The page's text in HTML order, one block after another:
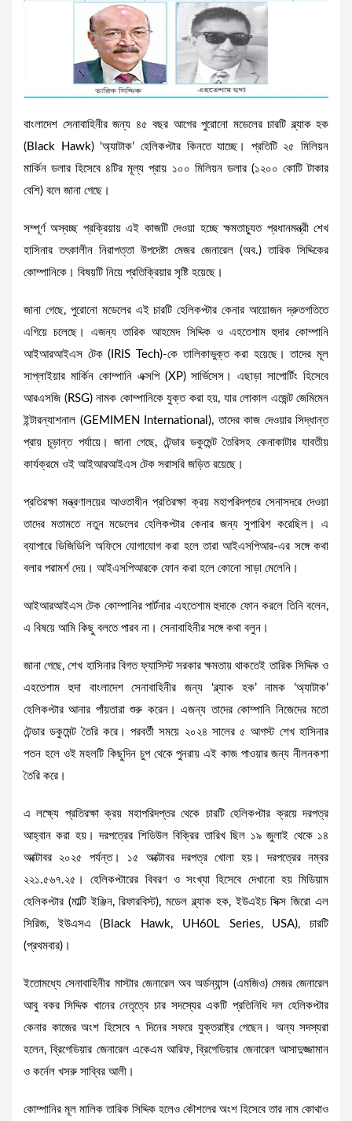
বাংলাদেশ সেনাবাহিনীর জন্য ৪৫ বছর আগের পুরোনো মডেলের চারটি ব্ল্যাক হক
(Black Hawk) ‘অ্যাটাক’ হেলিকপ্টার কিনতে যাচ্ছে। প্রতিটি ২৫ মিলিয়ন
মার্কিন ডলার হিসেবে ৪টির মূল্য প্রায় ১০০ মিলিয়ন ডলার (১২০০ কোটি টাকার
বেশি) বলে জানা গেছে।
সম্পূর্ণ অস্বচ্ছ প্রক্রিয়ায় এই কাজটি দেওয়া হচ্ছে ক্ষমতাচ্যুত প্রধানমন্ত্রী শেখ
হাসিনার তৎকালীন নিরাপত্তা উপদেষ্টা মেজর জেনারেল (অব.) তারিক সিদ্দিকের
কোম্পানিকে। বিষয়টি নিয়ে প্রতিক্রিয়ার সৃষ্টি হয়েছে।
জানা গেছে, পুরোনো মডেলের এই চারটি হেলিকপ্টার কেনার আয়োজন দ্রুতগতিতে
এগিয়ে চলেছে। এজন্য তারিক আহমেদ সিদ্দিক ও এহতেশাম হুদার কোম্পানি
আইআরআইএস টেক (IRIS Tech)-কে তালিকাভুক্ত করা হয়েছে। তাদের মূল
সাপ্লাইয়ার মার্কিন কোম্পানি এক্সপি (XP) সার্ভিসেস। এছাড়া সাপোর্টিং হিসেবে
আরএসজি (RSG) নামক কোম্পানিকে যুক্ত করা হয়, যার লোকাল এজেন্ট জেমিমেন
ইন্টারন্যাশনাল (GEMIMEN International), তাদের কাজ দেওয়ার সিদ্ধান্ত
প্রায় চূড়ান্ত পর্যায়ে। জানা গেছে, টেন্ডার ডকুমেন্ট তৈরিসহ কেনাকাটার যাবতীয়
কার্যক্রমে ওই আইআরআইএস টেক সরাসরি জড়িত রয়েছে।
প্রতিরক্ষা মন্ত্রণালয়ের আওতাধীন প্রতিরক্ষা ক্রয় মহাপরিদপ্তর সেনাসদরে দেওয়া
তাদের মতামতে নতুন মডেলের হেলিকপ্টার কেনার জন্য সুপারিশ করেছিল। এ
ব্যাপারে ডিজিডিপি অফিসে যোগাযোগ করা হলে তারা আইএসপিআর-এর সঙ্গে কথা
বলার পরামর্শ দেয়। আইএসপিআরকে ফোন করা হলে কোনো সাড়া মেলেনি।
আইআরআইএস টেক কোম্পানির পার্টনার এহতেশাম হুদাকে ফোন করলে তিনি বলেন,
এ বিষয়ে আমি কিছু বলতে পারব না। সেনাবাহিনীর সঙ্গে কথা বলুন।
জানা গেছে, শেখ হাসিনার বিগত ফ্যাসিস্ট সরকার ক্ষমতায় থাকতেই তারিক সিদ্দিক ও
এহতেশাম হুদা বাংলাদেশ সেনাবাহিনীর জন্য ‘ব্ল্যাক হক’ নামক ‘অ্যাটাক’
হেলিকপ্টার আনার পাঁয়তারা শুরু করেন। এজন্য তাদের কোম্পানি নিজেদের মতো
টেন্ডার ডকুমেন্ট তৈরি করে। পরবর্তী সময়ে ২০২৪ সালের ৫ আগস্ট শেখ হাসিনার
পতন হলে ওই মহলটি কিছুদিন চুপ থেকে পুনরায় এই কাজ পাওয়ার জন্য নীলনকশা
তৈরি করে।
এ লক্ষ্যে প্রতিরক্ষা ক্রয় মহাপরিদপ্তর থেকে চারটি হেলিকপ্টার ক্রয়ে দরপত্র
আহ্বান করা হয়। দরপত্রের শিডিউল বিক্রির তারিখ ছিল ১৯ জুলাই থেকে ১৪
অক্টোবর ২০২৫ পর্যন্ত। ১৫ অক্টোবর দরপত্র খোলা হয়। দরপত্রের নম্বর
২২১.৫৬৭.২৫। হেলিকপ্টারের বিবরণ ও সংখ্যা হিসেবে দেখানো হয় মিডিয়াম
হেলিকপ্টার (মাল্টি ইঞ্জিন, রিফারবিস্ট), মডেল ব্ল্যাক হক, ইউএইচ সিক্স জিরো এল
সিরিজ, ইউএসএ (Black Hawk, UH60L Series, USA), চারটি
(প্রথমবার)।
ইতোমধ্যে সেনাবাহিনীর মাস্টার জেনারেল অব অর্ডন্যান্স (এমজিও) মেজর জেনারেল
আবু বকর সিদ্দিক খানের নেতৃত্বে চার সদস্যের একটি প্রতিনিধি দল হেলিকপ্টার
কেনার কাজের অংশ হিসেবে ৭ দিনের সফরে যুক্তরাষ্ট্র গেছেন। অন্য সদস্যরা
হলেন, ব্রিগেডিয়ার জেনারেল একেএম আরিফ, ব্রিগেডিয়ার জেনারেল আসাদুজ্জামান
ও কর্নেল খসরু সাব্বির আলী।
কোম্পানির মূল মালিক তারিক সিদ্দিক হলেও কৌশলের অংশ হিসেবে তার নাম কোথাও